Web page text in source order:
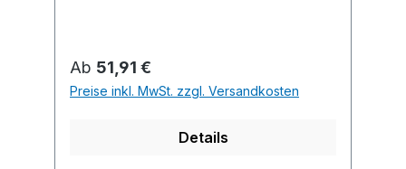
Regulärer Preis:
Ab 51,91 €
Preise inkl. MwSt. zzgl. Versandkosten
Details